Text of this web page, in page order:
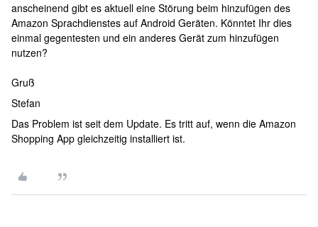
anscheinend gibt es aktuell eine Störung beim hinzufügen des
Amazon Sprachdienstes auf Android Geräten. Könntet Ihr dies
einmal gegentesten und ein anderes Gerät zum hinzufügen
nutzen?
Gruß
Stefan
Das Problem ist seit dem Update. Es tritt auf, wenn die Amazon
Shopping App gleichzeitig installiert ist.